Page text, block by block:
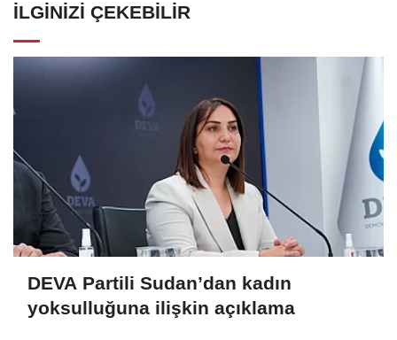
İLGINIZI ÇEKEBILIR
DEVA Partili Sudan’dan kadın
yoksulluğuna ilişkin açıklama